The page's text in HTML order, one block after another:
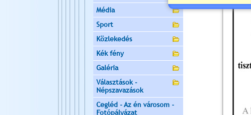
Média
Sport
Közlekedés
Kék fény
Galéria
Választások -
Népszavazások
Cegléd - Az én városom -
Fotópályázat